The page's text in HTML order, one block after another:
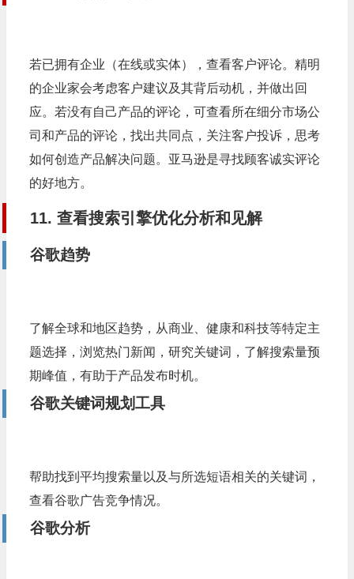
若已拥有企业（在线或实体），查看客户评论。精明
的企业家会考虑客户建议及其背后动机，并做出回
应。若没有自己产品的评论，可查看所在细分市场公
司和产品的评论，找出共同点，关注客户投诉，思考
如何创造产品解决问题。亚马逊是寻找顾客诚实评论
的好地方。
11. 查看搜索引擎优化分析和见解
谷歌趋势
了解全球和地区趋势，从商业、健康和科技等特定主
题选择，浏览热门新闻，研究关键词，了解搜索量预
期峰值，有助于产品发布时机。
谷歌关键词规划工具
帮助找到平均搜索量以及与所选短语相关的关键词，
查看谷歌广告竞争情况。
谷歌分析